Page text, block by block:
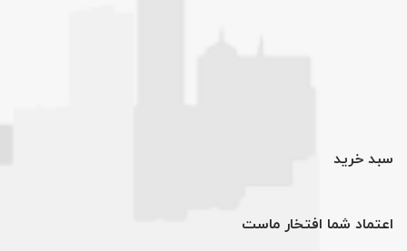
سبد خرید
اعتماد شما افتخار ماست